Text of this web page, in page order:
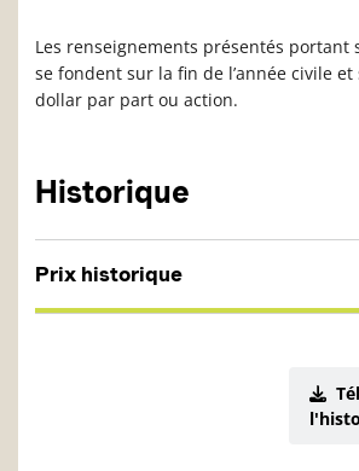
Les renseignements présentés
se fondent sur la fin de l’année civile
dollar par part ou action.
Historique
Prix historique